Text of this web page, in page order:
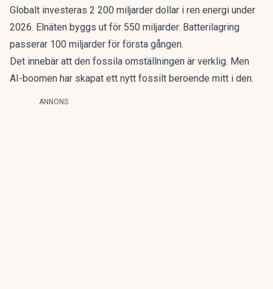
Globalt investeras 2 200 miljarder dollar i ren energi under
2026. Elnäten byggs ut för 550 miljarder. Batterilagring
passerar 100 miljarder för första gången.
Det innebär att den fossila omställningen är verklig. Men
AI-boomen har skapat ett nytt fossilt beroende mitt i den.
ANNONS